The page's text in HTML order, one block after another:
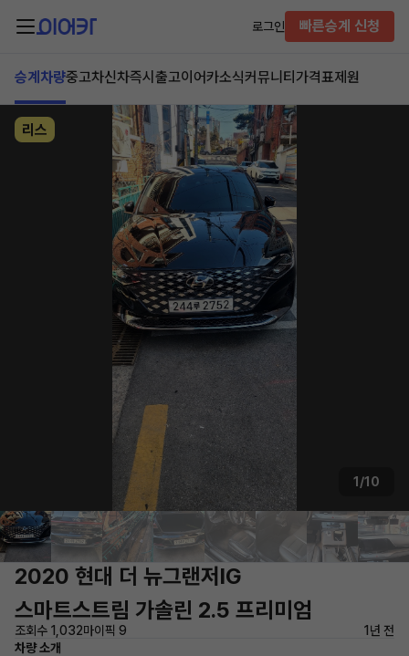
로그인 빠른승계 신청
승계차량중고차신차즉시출고이어카소식커뮤니티 가격표제원
리스
1/10
2020 현대 더 뉴그랜저IG
스마트스트림 가솔린 2.5 프리미엄
조회수 1,032마이픽 9
1년 전
차량 소개